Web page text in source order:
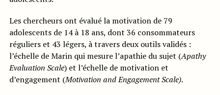
Les chercheurs ont évalué la motivation de 79
adolescents de 14 à 18 ans, dont 36 consommateurs
réguliers et 43 légers, à travers deux outils validés :
l’échelle de Marin qui mesure l’apathie du sujet (Apathy
Evaluation Scale) et l’échelle de motivation et
d’engagement (Motivation and Engagement Scale).